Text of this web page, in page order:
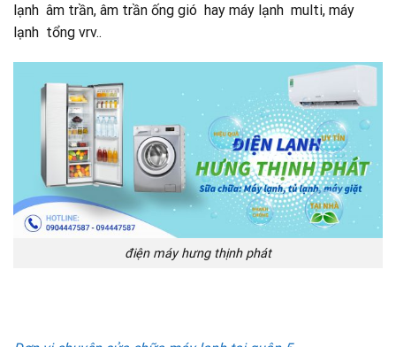
lạnh âm trần, âm trần ống gió hay máy lạnh multi, máy
lạnh tổng vrv..
điện máy hưng thịnh phát